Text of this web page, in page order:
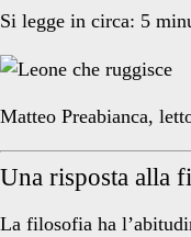
Si legge in circa: 5
Matteo Preabianca,
Una risposta alla
La filosofia ha